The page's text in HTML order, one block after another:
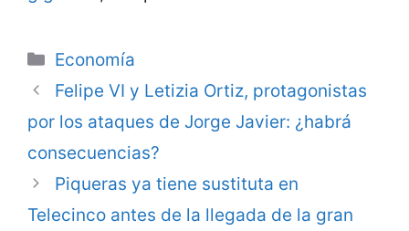
Categorie
Economía
Felipe VI y Letizia Ortiz, protagonistas
por los ataques de Jorge Javier: ¿habrá
consecuencias?
Piqueras ya tiene sustituta en
Telecinco antes de la llegada de la gran